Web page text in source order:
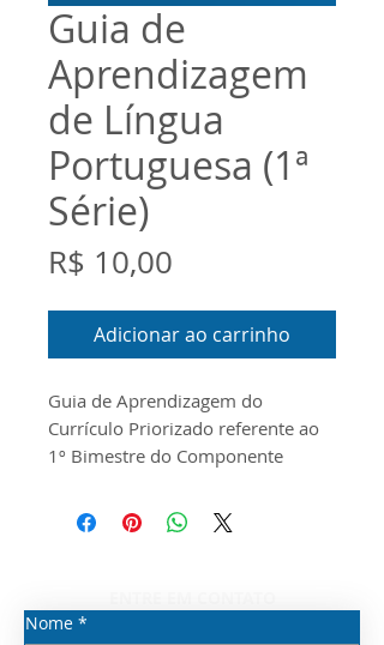
Guia de
Aprendizagem
de Língua
Portuguesa (1ª
Série)
R$ 10,00
Adicionar ao carrinho
Guia de Aprendizagem do
Currículo Priorizado referente ao
1º Bimestre do Componente
para a 1ª Série do Ensino Médio.
O documento foi
Material Digital disponibilizados
Nome *